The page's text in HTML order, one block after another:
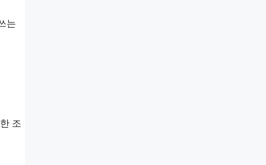
는
조